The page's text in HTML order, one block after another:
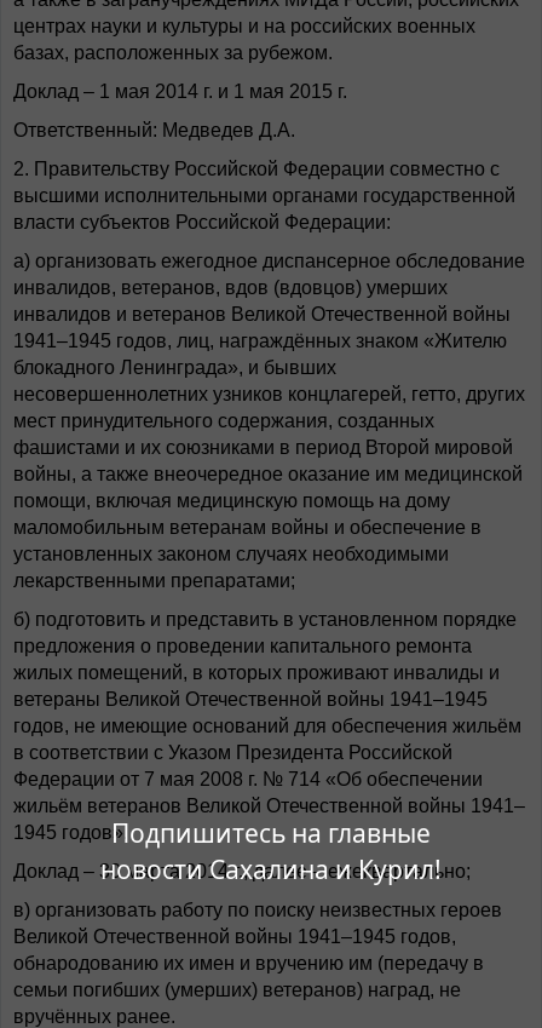
Подпишитесь на главные
новости Сахалина и Курил!
центрах науки и культуры и на российских военных
базах, расположенных за рубежом.
Доклад – 1 мая 2014 г. и 1 мая 2015 г.
Ответственный: Медведев Д.А.
2. Правительству Российской Федерации совместно с
высшими исполнительными органами государственной
власти субъектов Российской Федерации:
а) организовать ежегодное диспансерное обследование
инвалидов, ветеранов, вдов (вдовцов) умерших
инвалидов и ветеранов Великой Отечественной войны
1941–1945 годов, лиц, награждённых знаком «Жителю
блокадного Ленинграда», и бывших
несовершеннолетних узников концлагерей, гетто, других
мест принудительного содержания, созданных
фашистами и их союзниками в период Второй мировой
войны, а также внеочередное оказание им медицинской
помощи, включая медицинскую помощь на дому
маломобильным ветеранам войны и обеспечение в
установленных законом случаях необходимыми
лекарственными препаратами;
б) подготовить и представить в установленном порядке
предложения о проведении капитального ремонта
жилых помещений, в которых проживают инвалиды и
ветераны Великой Отечественной войны 1941–1945
годов, не имеющие оснований для обеспечения жильём
в соответствии с Указом Президента Российской
Федерации от 7 мая 2008 г. № 714 «Об обеспечении
жильём ветеранов Великой Отечественной войны 1941–
1945 годов».
Доклад – 30 марта 2014 г., далее – ежеквартально;
в) организовать работу по поиску неизвестных героев
Великой Отечественной войны 1941–1945 годов,
обнародованию их имен и вручению им (передачу в
семьи погибших (умерших) ветеранов) наград, не
вручённых ранее.